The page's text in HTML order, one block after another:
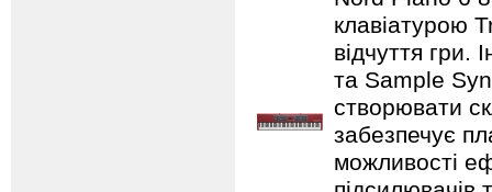
клавіатурою
відчуття
та Sample
створювати
забезпечує
можливості